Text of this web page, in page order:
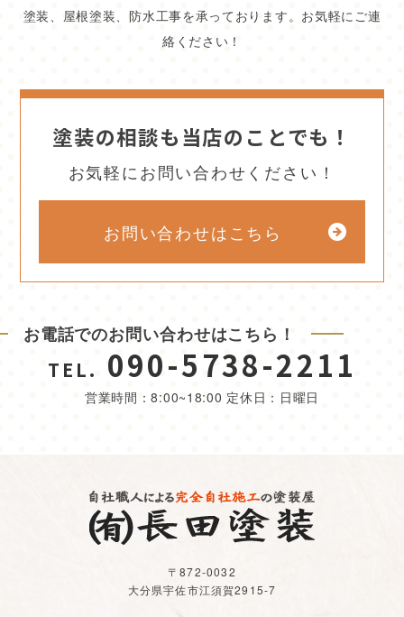
塗装、屋根塗装、防水工事を承っております。お気軽にご連
絡ください！
塗装の相談も当店のことでも！
お気軽にお問い合わせください！
お問い合わせはこちら
お電話でのお問い合わせはこちら！
TEL. 090-5738-2211
営業時間：8:00~18:00 定休日：日曜日
〒872-0032
大分県宇佐市江須賀2915-7